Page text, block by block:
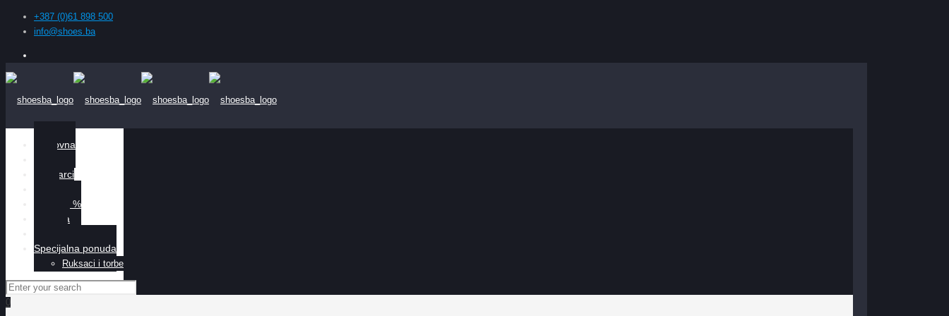
+387 (0)61 898 500
info@shoes.ba
Naslovna
Muškarci
Sniženo %
O nama
Specijalna ponuda
Ruksaci i torbe
0